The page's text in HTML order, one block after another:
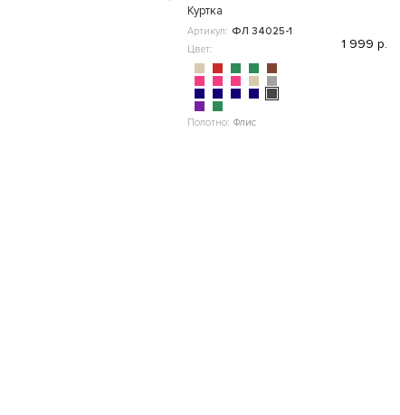
Куртка
Артикул: ФЛ 34025-1
Цвет:
Полотно: Флис
1 999 р.